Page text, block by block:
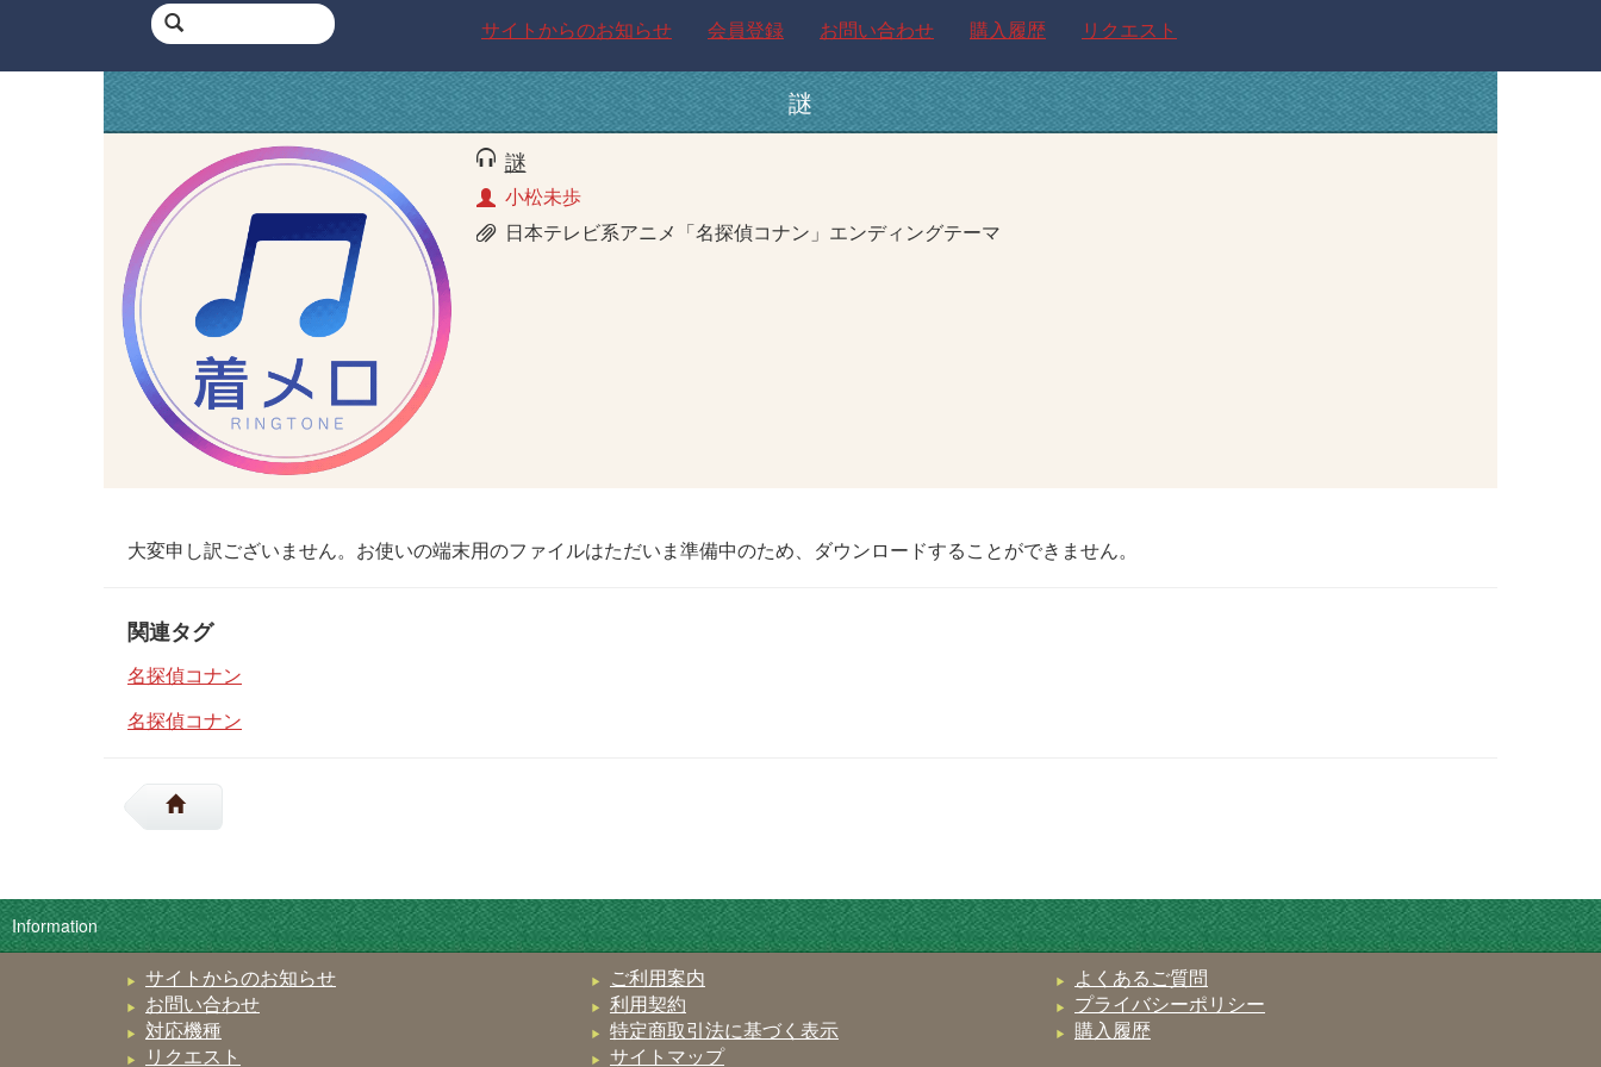
サイトからのお知らせ 会員登録 お問い合わせ 購入履歴 リクエスト
謎
謎
小松未歩
日本テレビ系アニメ「名探偵コナン」エンディングテーマ
大変申し訳ございません。お使いの端末用のファイルはただいま準備中のため、ダウンロードすることができません。
関連タグ
名探偵コナン
名探偵コナン
Information
サイトからのお知らせ ご利用案内
よくあるご質問
お問い合わせ
利用契約
プライバシーポリシー
対応機種
特定商取引法に基づく表示
購入履歴
リクエスト
サイトマップ